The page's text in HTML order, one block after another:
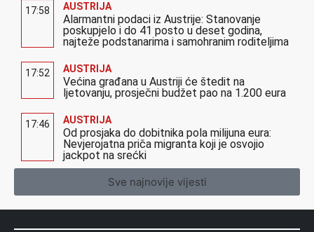
17:58 AUSTRIJA
Alarmantni podaci iz Austrije: Stanovanje
poskupjelo i do 41 posto u deset godina,
najteže podstanarima i samohranim roditeljima
17:52 AUSTRIJA
Većina građana u Austriji će štedit na
ljetovanju, prosječni budžet pao na 1.200 eura
17:46 AUSTRIJA
Od prosjaka do dobitnika pola milijuna eura:
Nevjerojatna priča migranta koji je osvojio
jackpot na srećki
Sve najnovije vijesti